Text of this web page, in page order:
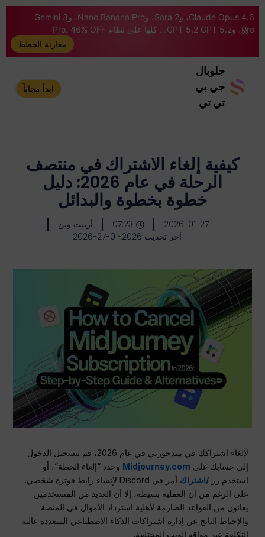
Claude Opus 4.6، وSora 2، وNano Banana Pro، وGemini 3
Pro، وGPT 5.2 GPT 5.2... كلها على نظام Pro. 46% OFF
مقارنة الخطط
جلوبال
جي بي
تي تي
ابدأ مجاناً
كيفية إلغاء الاشتراك في منتصف
الرحلة في عام 2026: دليل
خطوة بخطوة والبدائل
2026-01-27
07:23
أرييت وين
آخر تحديث 2026-01-27-2026
لإلغاء اشتراكك في ميدجورني في عام 2026، قم بتسجيل الدخول
إلى حسابك على Midjourney.com وحدد “إلغاء الخطة”، أو
استخدم زر/اشتراك
أمر في Discord لإنشاء رابط فوترة شخصي.
على الرغم من أن العملية بسيطة، إلا أن العديد من المستخدمين
يعانون من القواعد الصارمة لأهلية استرداد الأموال في المنصة
والإحباط الناتج عن إدارة اشتراكات الذكاء الاصطناعي المتعددة عالية
التكلفة عبر مواقع الويب المختلفة.